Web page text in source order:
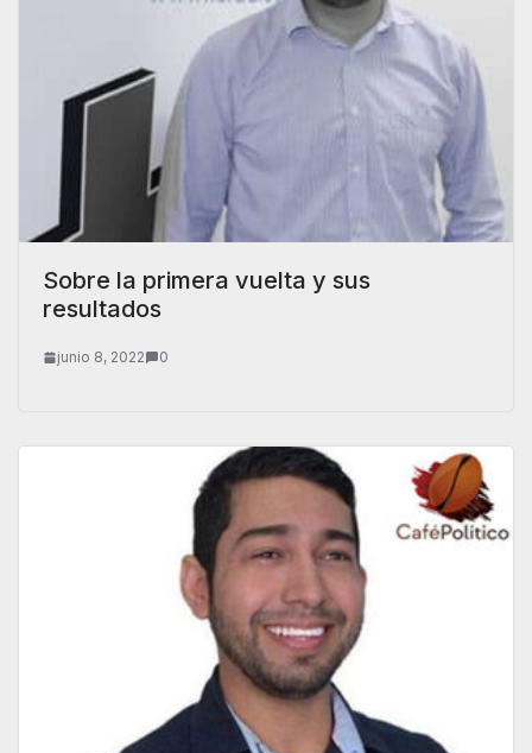
Sobre la primera vuelta y sus
resultados
junio 8, 2022 0